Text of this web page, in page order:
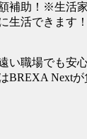
補助！※生活
生活できます！
い職場でも安
BREXA Nextが